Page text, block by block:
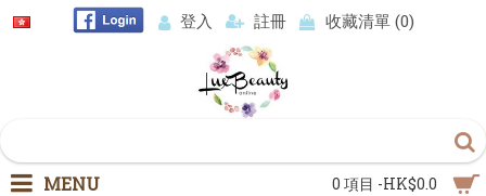
登入 註冊 收藏清單 (0)
0 項目 -HK$0.0
MENU